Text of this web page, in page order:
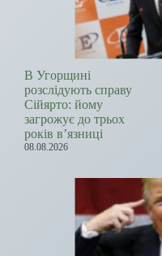
В Угорщині
розслідують справу
Сійярто: йому
загрожує до трьох
років в’язниці
08.08.2026